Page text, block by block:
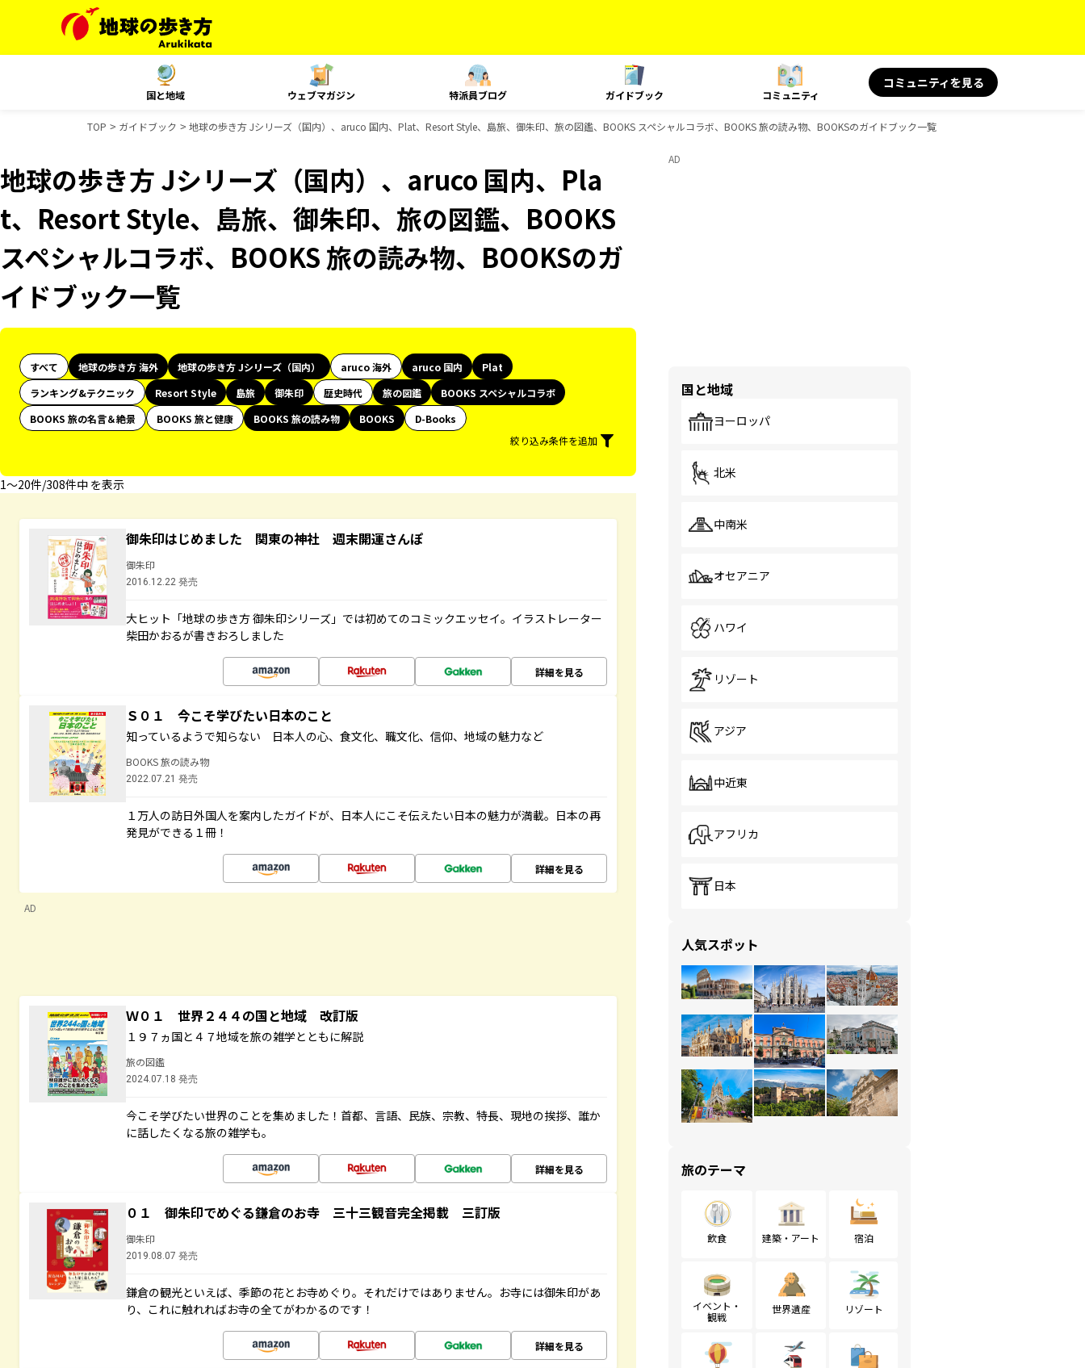
国と地域 ウェブマガジン 特派員ブログ ガイドブック コミュニティ
コミュニティを見る
TOP ガイドブック 地球の歩き方 Jシリーズ（国内）、aruco 国内、Plat、Resort Style、島旅、御朱印、旅の図鑑、BOOKS スペシャルコラボ、BOOKS 旅の読み物、BOOKSのガイドブック一覧
地球の歩き方 Jシリーズ（国内）、aruco 国内、Pla
t、Resort Style、島旅、御朱印、旅の図鑑、BOOKS
スペシャルコラボ、BOOKS 旅の読み物、BOOKSのガ
イドブック一覧
すべて 地球の歩き方 海外 地球の歩き方 Jシリーズ（国内） aruco 海外 aruco 国内
Plat
ランキング&テクニック
Resort Style 島旅 御朱印 歴史時代 旅の図鑑
BOOKS スペシャルコラボ
BOOKS 旅の名言＆絶景
BOOKS 旅と健康 BOOKS 旅の読み物 BOOKS
D-Books
絞り込み条件を追加
1〜20件/308件中 を表示
御朱印はじめました 関東の神社 週末開運さんぽ
御朱印
2016.12.22 発売
大ヒット「地球の歩き方 御朱印シリーズ」では初めてのコミックエッセイ。イラストレーター
柴田かおるが書きおろしました
詳細を見る
Ｓ０１ 今こそ学びたい日本のこと
知っているようで知らない 日本人の心、食文化、職文化、信仰、地域の魅力など
BOOKS 旅の読み物
2022.07.21 発売
１万人の訪日外国人を案内したガイドが、日本人にこそ伝えたい日本の魅力が満載。日本の再
発見ができる１冊！
詳細を見る
AD
Ｗ０１ 世界２４４の国と地域 改訂版
１９７ヵ国と４７地域を旅の雑学とともに解説
旅の図鑑
2024.07.18 発売
今こそ学びたい世界のことを集めました！首都、言語、民族、宗教、特長、現地の挨拶、誰か
に話したくなる旅の雑学も。
詳細を見る
０１ 御朱印でめぐる鎌倉のお寺 三十三観音完全掲載 三訂版
御朱印
2019.08.07 発売
鎌倉の観光といえば、季節の花とお寺めぐり。それだけではありません。お寺には御朱印があ
り、これに触れればお寺の全てがわかるのです！
詳細を見る
AD
国と地域
ヨーロッパ
北米
中南米
オセアニア
ハワイ
リゾート
アジア
中近東
アフリカ
日本
人気スポット
旅のテーマ
飲食 建築・アート 宿泊
イベント・
観戦
世界遺産 リゾート